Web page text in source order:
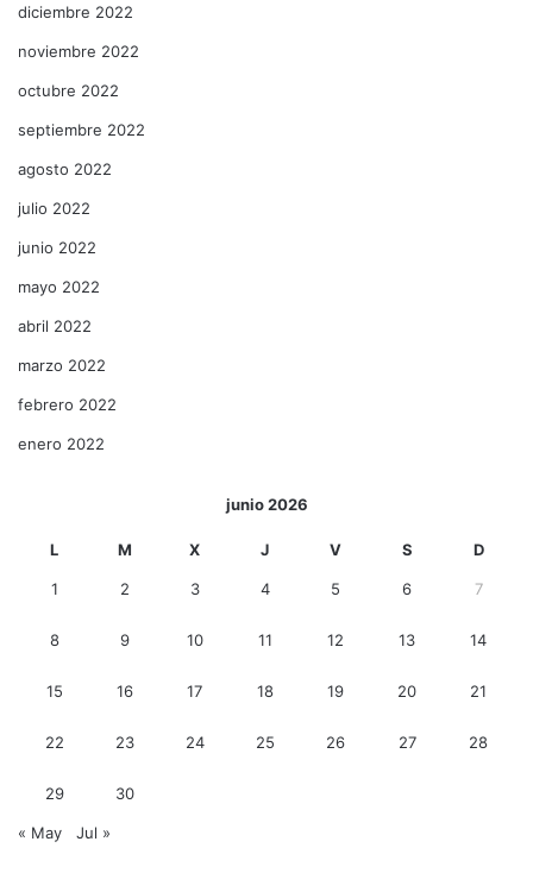
diciembre 2022
noviembre 2022
octubre 2022
septiembre 2022
agosto 2022
julio 2022
junio 2022
mayo 2022
abril 2022
marzo 2022
febrero 2022
enero 2022
junio 2026
L M X J V S D
1 2 3 4 5 6 7
8 9 10 11 12 13 14
15 16 17 18 19 20 21
22 23 24 25 26 27 28
29 30
« May Jul »